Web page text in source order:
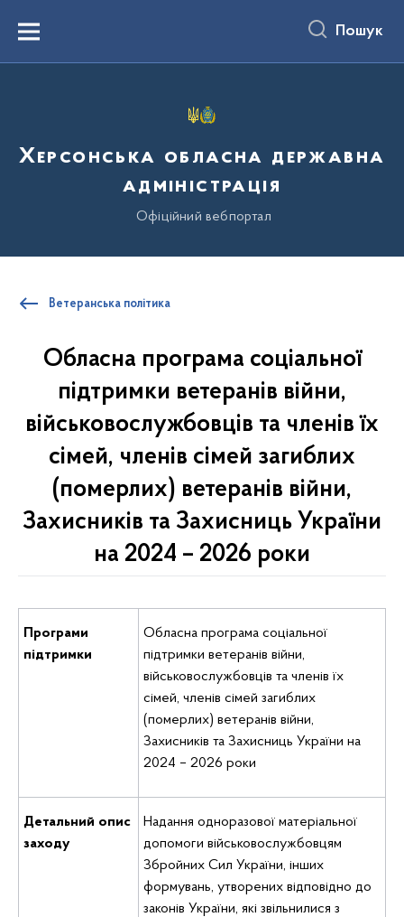
вмістуMenu Пошук
Херсонська обласна державна
адміністрація
Офіційний вебпортал
Ветеранська політика
Обласна програма соціальної
підтримки ветеранів війни,
військовослужбовців та членів їх
сімей, членів сімей загиблих
(померлих) ветеранів війни,
Захисників та Захисниць України
на 2024 – 2026 роки
Програми
підтримки
Обласна програма соціальної
підтримки ветеранів війни,
військовослужбовців та членів їх
сімей, членів сімей загиблих
(померлих) ветеранів війни,
Захисників та Захисниць України на
2024 – 2026 роки
Детальний опис
заходу
Надання одноразової матеріальної
допомоги військовослужбовцям
Збройних Сил України, інших
формувань, утворених відповідно до
законів України, які звільнилися з